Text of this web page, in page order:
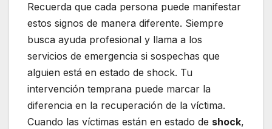
Recuerda que cada persona puede manifestar
estos signos de manera diferente. Siempre
busca ayuda profesional y llama a los
servicios de emergencia si sospechas que
alguien está en estado de shock. Tu
intervención temprana puede marcar la
diferencia en la recuperación de la víctima.
Cuando las víctimas están en estado de shock,